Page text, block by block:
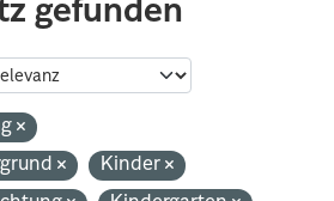
gefunden
Kinder